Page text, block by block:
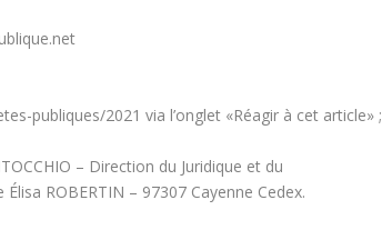
publiques/2021 via l’onglet «Réagir à cet article» ;
– Direction du Juridique et du
ROBERTIN – 97307 Cayenne Cedex.